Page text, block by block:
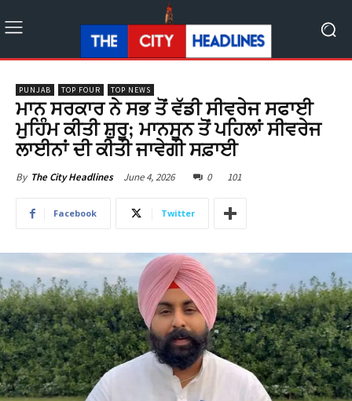
PUNJAB TOP FOUR TOP NEWS
ਮਾਨ ਸਰਕਾਰ ਨੇ ਸਭ ਤੋਂ ਵੱਡੀ ਸੀਵਰੇਜ ਸਫਾਈ
ਮੁਹਿੰਮ ਕੀਤੀ ਸ਼ੁਰੂ; ਮਾਨਸੂਨ ਤੋਂ ਪਹਿਲਾਂ ਸੀਵਰੇਜ
ਲਾਈਨਾਂ ਦੀ ਕੀਤੀ ਜਾਵੇਗੀ ਸਫ਼ਾਈ
By The City Headlines June 4, 2026 0 101
Facebook Twitter